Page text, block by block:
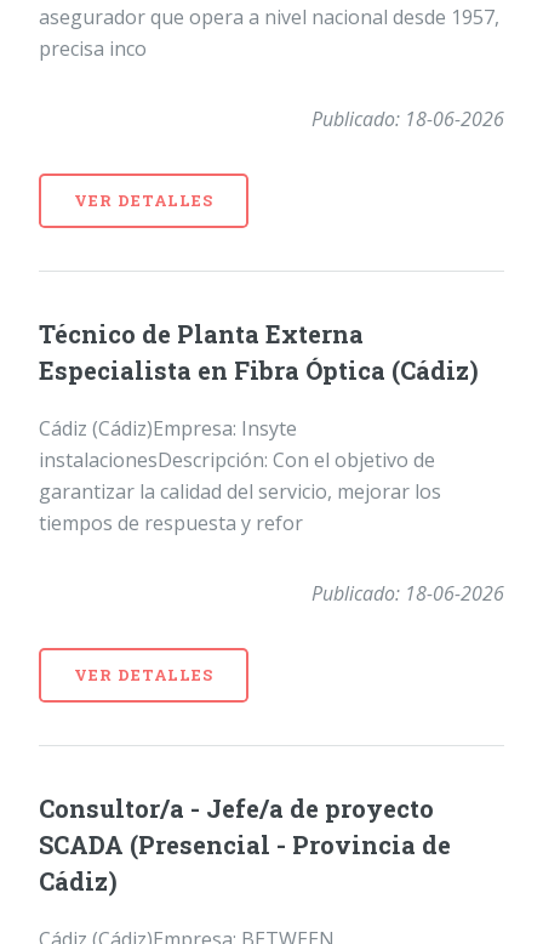
asegurador que opera a nivel nacional desde 1957,
precisa inco
Publicado: 18-06-2026
VER DETALLES
Técnico de Planta Externa
Especialista en Fibra Óptica (Cádiz)
Cádiz (Cádiz)Empresa: Insyte
instalacionesDescripción: Con el objetivo de
garantizar la calidad del servicio, mejorar los
tiempos de respuesta y refor
Publicado: 18-06-2026
VER DETALLES
Consultor/a - Jefe/a de proyecto
SCADA (Presencial - Provincia de
Cádiz)
Cádiz (Cádiz)Empresa: BETWEEN